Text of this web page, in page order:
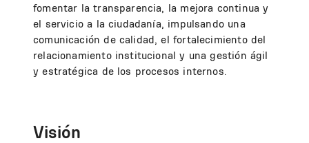
fomentar la transparencia, la mejora continua y
el servicio a la ciudadanía, impulsando una
comunicación de calidad, el fortalecimiento del
relacionamiento institucional y una gestión ágil
y estratégica de los procesos internos.
Visión